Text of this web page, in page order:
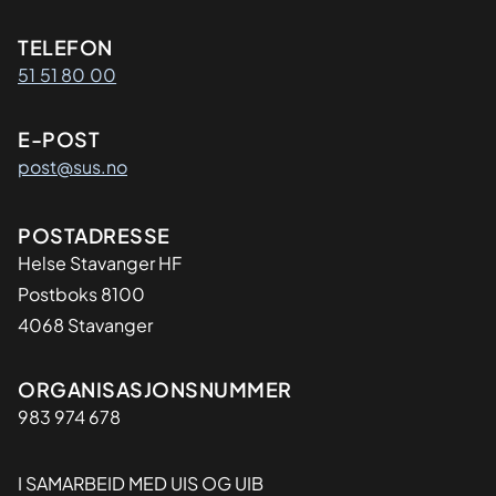
Kontaktinformasjon
TELEFON
51 51 80 00
E-POST
post@sus.no
Adresse
POSTADRESSE
Helse Stavanger HF
Postboks 8100
4068 Stavanger
Organisasjon
ORGANISASJONSNUMMER
983 974 678
I SAMARBEID MED UIS OG UIB